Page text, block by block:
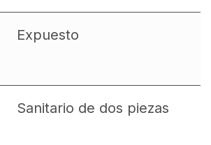
Expuesto
Sanitario de dos piezas